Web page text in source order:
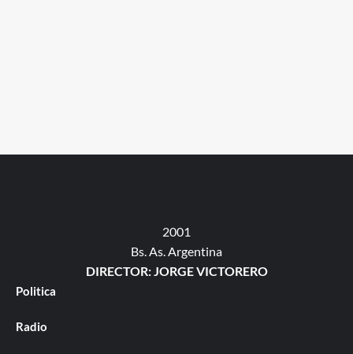
2001
Bs. As. Argentina
DIRECTOR: JORGE VICTORERO
Politica
Radio